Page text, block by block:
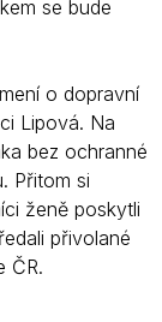
se bude
o dopravní
Lipová. Na
bez ochranné
Přitom si
ženě poskytli
přivolané
ČR.